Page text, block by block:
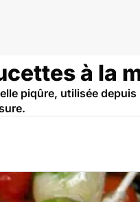
à la
piqûre, utilisée